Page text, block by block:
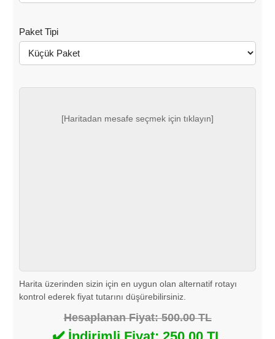
Paket Tipi
[Haritadan mesafe seçmek için tıklayın]
Harita üzerinden sizin için en uygun olan alternatif rotayı
kontrol ederek fiyat tutarını düşürebilirsiniz.
Hesaplanan Fiyat: 500.00 TL